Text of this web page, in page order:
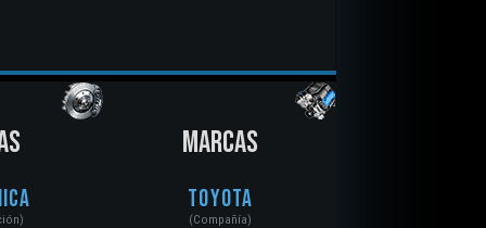
MARCAS
Toyota
(Compañía)